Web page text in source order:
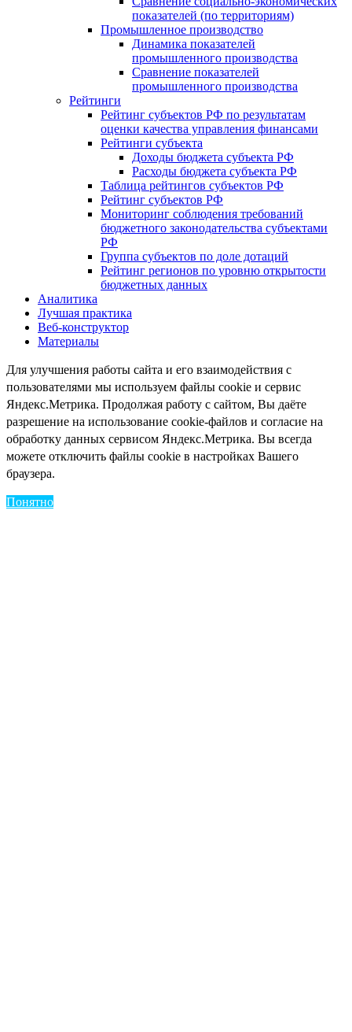
показателей (по территориям)
Промышленное производство
Динамика показателей
промышленного производства
Сравнение показателей
промышленного производства
Рейтинги
Рейтинг субъектов РФ по результатам
оценки качества управления финансами
Рейтинги субъекта
Доходы бюджета субъекта РФ
Расходы бюджета субъекта РФ
Таблица рейтингов субъектов РФ
Рейтинг субъектов РФ
Мониторинг соблюдения требований
бюджетного законодательства субъектами
РФ
Группа субъектов по доле дотаций
Рейтинг регионов по уровню открытости
бюджетных данных
Аналитика
Лучшая практика
Веб-конструктор
Материалы
Для улучшения работы сайта и его взаимодействия с
пользователями мы используем файлы cookie и сервис
Яндекс.Метрика. Продолжая работу с сайтом, Вы даёте
разрешение на использование cookie-файлов и согласие на
обработку данных сервисом Яндекс.Метрика. Вы всегда
можете отключить файлы cookie в настройках Вашего
браузера.
Понятно